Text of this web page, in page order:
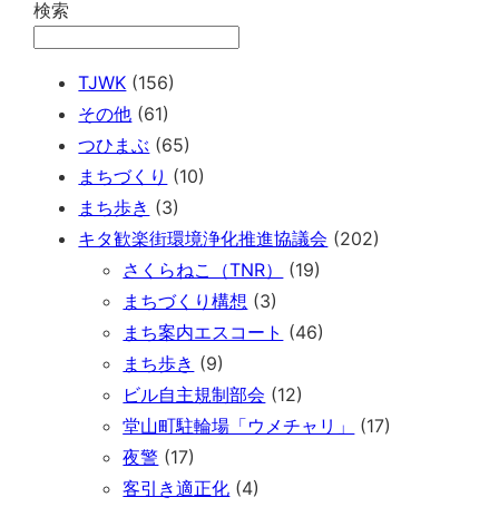
検索
TJWK (156)
その他 (61)
つひまぶ (65)
まちづくり (10)
まち歩き (3)
キタ歓楽街環境浄化推進協議会 (202)
さくらねこ（TNR）
(19)
まちづくり構想 (3)
まち案内エスコート (46)
まち歩き (9)
ビル自主規制部会 (12)
堂山町駐輪場「ウメチャリ」
(17)
夜警 (17)
客引き適正化 (4)